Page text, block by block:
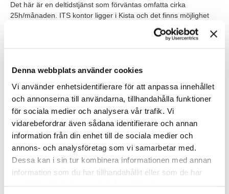
Denna webbplats använder cookies
Vi använder enhetsidentifierare för att anpassa innehållet
och annonserna till användarna, tillhandahålla funktioner
för sociala medier och analysera vår trafik. Vi
vidarebefordrar även sådana identifierare och annan
information från din enhet till de sociala medier och
annons- och analysföretag som vi samarbetar med.
Dessa kan i sin tur kombinera informationen med annan
information som du har tillhandahållit eller som de har
Det här är en deltidstjänst som förväntas omfatta cirka
25h/månaden. ITS kontor ligger i Kista och det finns möjlighet
att utföra arbetet på distans och på tider som passar dig.
Du är anställd som konsult hos oss på TNG och har en
och utveckling under uppdragets gång.
VEM ÄR DU?
För att bli framgångsrik i rollen som administratör ser vi gärna
att du har tidigare erfarenhet inom administration och att du har
goda kunskaper i Microsoft Office.
Vi tror att du är intresserad av en längre deltidstjänst och nyfiken